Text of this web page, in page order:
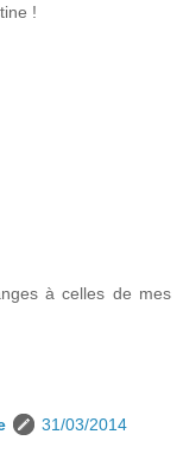
!
à celles de mes
31/03/2014